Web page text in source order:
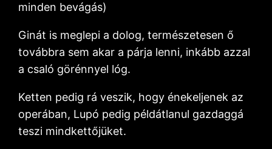
minden bevágás)
Ginát is meglepi a dolog, természetesen ő
továbbra sem akar a párja lenni, inkább azzal
a csaló görénnyel lóg.
Ketten pedig rá veszik, hogy énekeljenek az
operában, Lupó pedig példátlanul gazdaggá
teszi mindkettőjüket.